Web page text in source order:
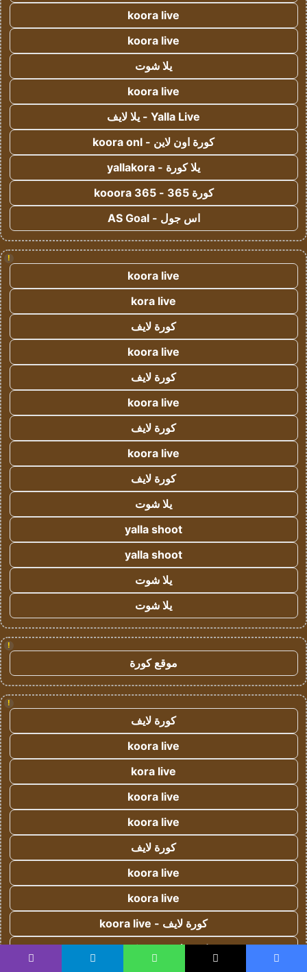
koora live
koora live
يلا شوت
koora live
Yalla Live - يلا لايف
كورة اون لاين - koora onl
يلا كورة - yallakora
كورة 365 - kooora 365
اس جول - AS Goal
!
koora live
kora live
كورة لايف
koora live
كورة لايف
koora live
كورة لايف
koora live
كورة لايف
يلا شوت
yalla shoot
yalla shoot
يلا شوت
يلا شوت
!
موقع كورة
!
كورة لايف
koora live
kora live
koora live
koora live
كورة لايف
koora live
koora live
كورة لايف - koora live
كورة لايف - koora live